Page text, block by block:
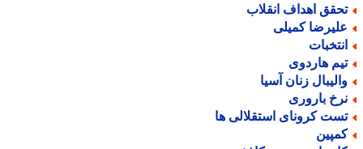
اهداف انقلاب
کمیلی
هاردوی
زنان آسیا
باروری
کرونای استقلالی ها